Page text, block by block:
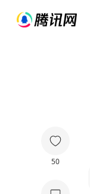
50